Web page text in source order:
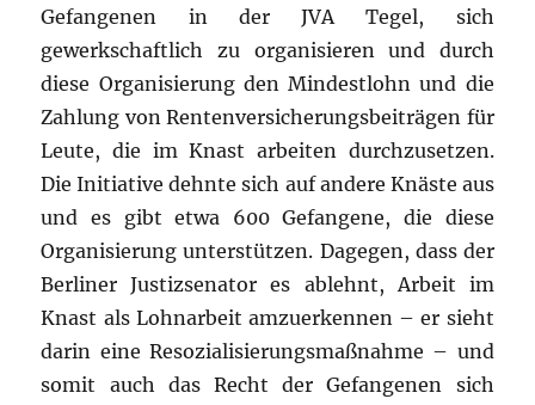
Gefangenen in der JVA Tegel, sich
gewerkschaftlich zu organisieren und durch
diese Organisierung den Mindestlohn und die
Zahlung von Rentenversicherungsbeiträgen für
Leute, die im Knast arbeiten durchzusetzen.
Die Initiative dehnte sich auf andere Knäste aus
und es gibt etwa 600 Gefangene, die diese
Organisierung unterstützen. Dagegen, dass der
Berliner Justizsenator es ablehnt, Arbeit im
Knast als Lohnarbeit amzuerkennen – er sieht
darin eine Resozialisierungsmaßnahme – und
somit auch das Recht der Gefangenen sich